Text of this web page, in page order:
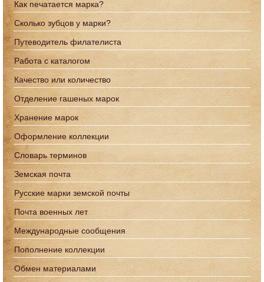
Как печатается марка?
Сколько зубцов у марки?
Путеводитель филателиста
Работа с каталогом
Качество или количество
Отделение гашеных марок
Хранение марок
Оформление коллекции
Словарь терминов
Земская почта
Русские марки земской почты
Почта военных лет
Международные сообщения
Пополнение коллекции
Обмен материалами